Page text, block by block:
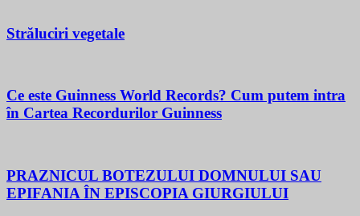
Străluciri vegetale
Ce este Guinness World Records? Cum putem intra
în Cartea Recordurilor Guinness
PRAZNICUL BOTEZULUI DOMNULUI SAU
EPIFANIA ÎN EPISCOPIA GIURGIULUI